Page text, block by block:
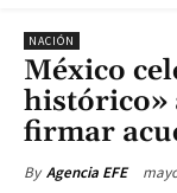
NACIÓN
México
histórico»
firmar
By Agencia EFE